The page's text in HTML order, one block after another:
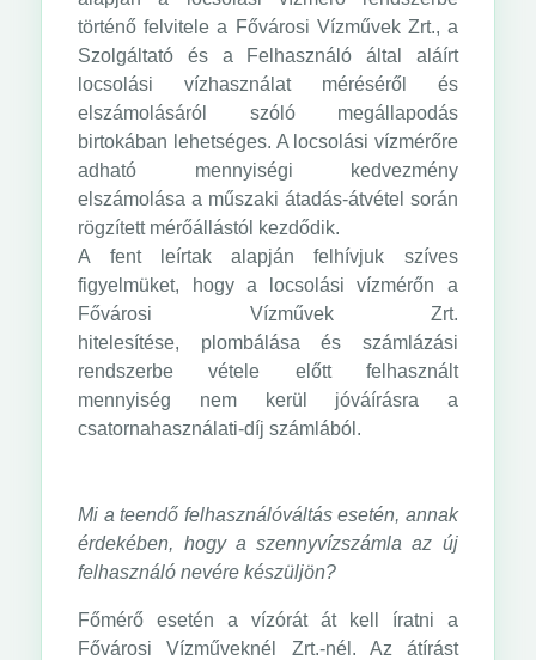
történő felvitele a Fővárosi Vízművek Zrt., a
Szolgáltató és a Felhasználó által aláírt
locsolási vízhasználat méréséről és
elszámolásáról szóló megállapodás
birtokában lehetséges. A locsolási vízmérőre
adható mennyiségi kedvezmény
elszámolása a műszaki átadás-átvétel során
rögzített mérőállástól kezdődik.
A fent leírtak alapján felhívjuk szíves
figyelmüket, hogy a locsolási vízmérőn a
Fővárosi Vízművek Zrt.
hitelesítése, plombálása és számlázási
rendszerbe vétele előtt felhasznált
mennyiség nem kerül jóváírásra a
csatornahasználati-díj számlából.
Mi a teendő felhasználóváltás esetén, annak
érdekében, hogy a szennyvízszámla az új
felhasználó nevére készüljön?
Főmérő esetén a vízórát át kell íratni a
Fővárosi Vízműveknél Zrt.-nél. Az átírást